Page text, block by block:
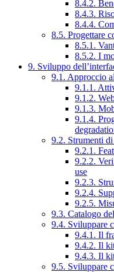
8.4.2.
8.4.3.
8.4.4.
8.5. Progettare
8.5.1.
8.5.2. I
9. Sviluppo
9.1. Approccio
9.1.1.
9.1.2.
9.1.3.
9.1.4.
9.2. Strumenti
9.2.1.
9.2.2.
use
9.2.3.
9.2.4.
9.2.5.
9.3. Catalogo
9.4. Sviluppare
9.4.1. Il
9.4.2. Il
9.4.3. Il
9.5. Sviluppare